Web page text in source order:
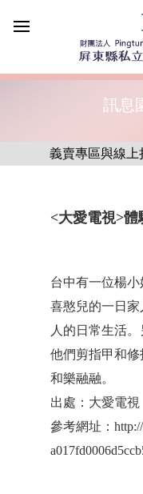
訊息
義賣專區與線上
<大愛電視>
台中有一位楊
喜憨兒的一日
人的日常生活
他們剪指甲和修
和樂融融。
出處：大愛電視
參考網址：http://